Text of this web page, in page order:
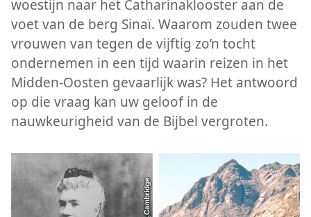
woestijn naar het Catharinaklooster aan de
voet van de berg Sinaï. Waarom zouden twee
vrouwen van tegen de vijftig zo’n tocht
ondernemen in een tijd waarin reizen in het
Midden-Oosten gevaarlijk was? Het antwoord
op die vraag kan uw geloof in de
nauwkeurigheid van de Bijbel vergroten.